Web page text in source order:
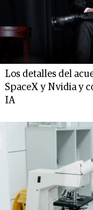
Los detalles del
SpaceX y Nvidia y
IA